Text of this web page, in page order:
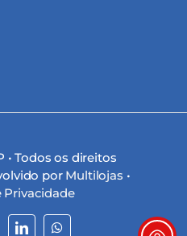
• Todos os direitos
por Multilojas •
Privacidade